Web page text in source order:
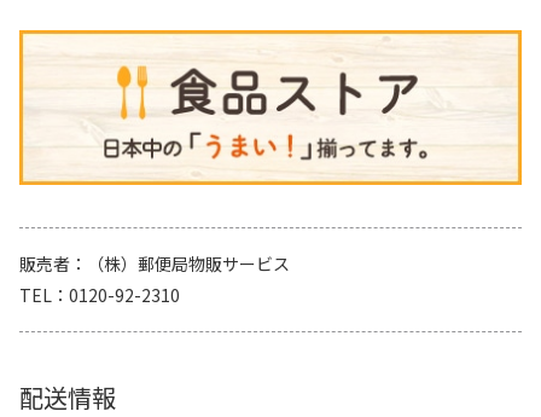
販売者
（株）郵便局物販サービス
TEL
0120-92-2310
配送情報